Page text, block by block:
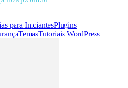
para IniciantesPlugins
TemasTutoriais WordPress